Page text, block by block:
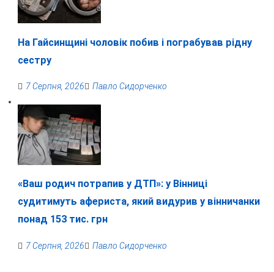
На Гайсинщині чоловік побив і пограбував рідну
сестру
7 Серпня, 2026 Павло Сидорченко
«Ваш родич потрапив у ДТП»: у Вінниці
судитимуть афериста, який видурив у вінничанки
понад 153 тис. грн
7 Серпня, 2026 Павло Сидорченко